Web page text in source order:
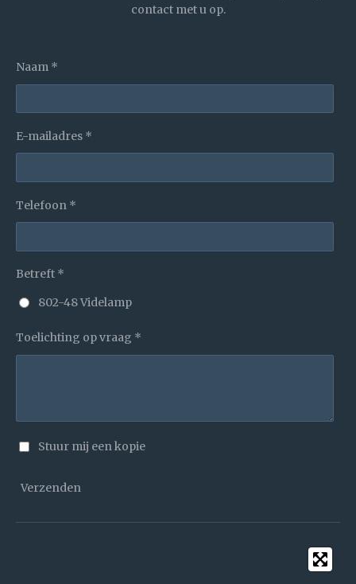
contact met u op.
Naam *
E-mailadres *
Telefoon *
Betreft *
802-48 Videlamp
Toelichting op vraag *
Stuur mij een kopie
Verzenden